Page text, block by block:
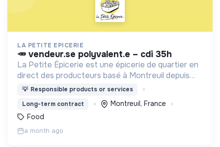
LA PETITE EPICERIE
🥕 vendeur.se polyvalent.e – cdi 35h
La Petite Épicerie est une épicerie de quartier en
direct des producteurs basé à Montreuil depuis
2017.
💡 Responsible products or services
Long-term contract
Montreuil, France
Food
a month ago